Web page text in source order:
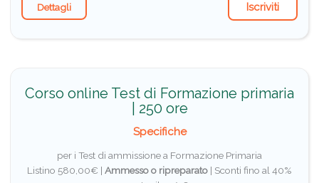
Dettagli Iscriviti
Corso online Test di Formazione primaria
| 250 ore
Specifiche
per i Test di ammissione a Formazione Primaria
Listino 580,00€ | Ammesso o ripreparato | Sconti fino al 40%